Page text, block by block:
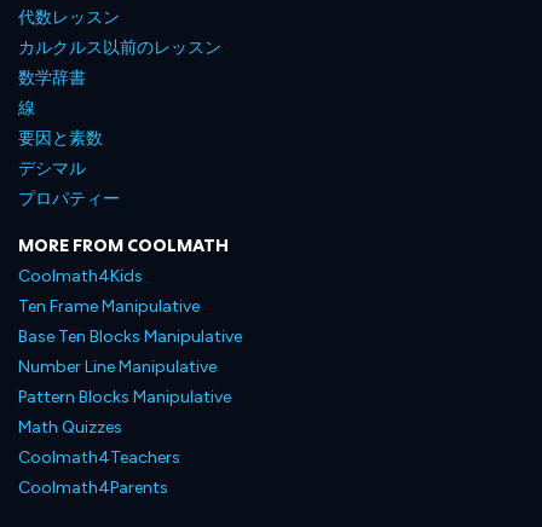
代数レッスン
カルクルス以前のレッスン
数学辞書
線
要因と素数
デシマル
プロパティー
MORE FROM COOLMATH
Coolmath4Kids
Ten Frame Manipulative
Base Ten Blocks Manipulative
Number Line Manipulative
Pattern Blocks Manipulative
Math Quizzes
Coolmath4Teachers
Coolmath4Parents